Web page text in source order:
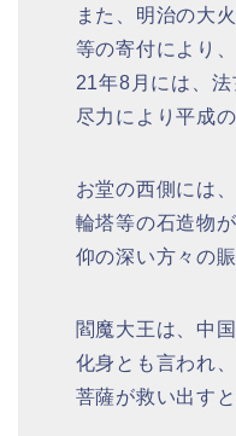
また、明治の大
等の寄付により
21年8月には、
尽力により平成
お堂の西側には
輪塔等の石造物
仰の深い方々の
閻魔大王は、中
化身とも言われ
菩薩が救い出す